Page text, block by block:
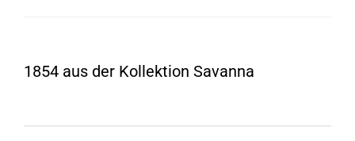
1854 aus der Kollektion Savanna